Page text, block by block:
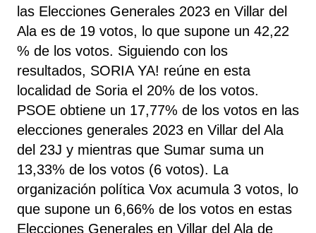
las Elecciones Generales 2023 en Villar del
Ala es de 19 votos, lo que supone un 42,22
% de los votos. Siguiendo con los
resultados, SORIA YA! reúne en esta
localidad de Soria el 20% de los votos.
PSOE obtiene un 17,77% de los votos en las
elecciones generales 2023 en Villar del Ala
del 23J y mientras que Sumar suma un
13,33% de los votos (6 votos). La
organización política Vox acumula 3 votos, lo
que supone un 6,66% de los votos en estas
Elecciones Generales en Villar del Ala de